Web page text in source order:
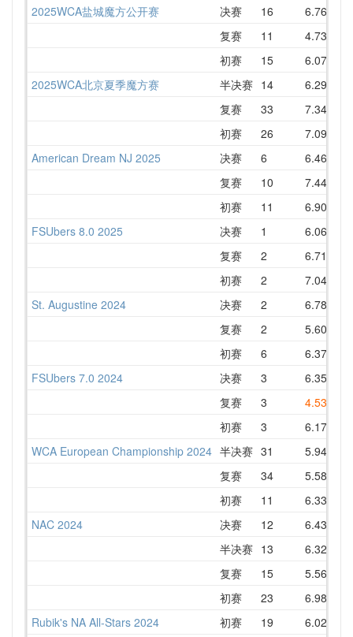
2025WCA盐城魔方公开赛
决赛 16 6.76
复赛
11 4.73
初赛
15 6.07
2025WCA北京夏季魔方赛
半决赛 14 6.29
复赛
33 7.34
初赛
26 7.09
American Dream NJ 2025
决赛 6 6.46
复赛
10 7.44
初赛
11 6.90
FSUbers 8.0 2025
决赛 1 6.06
复赛
2 6.71
初赛
2 7.04
St. Augustine 2024
决赛 2 6.78
复赛
2 5.60
初赛
6 6.37
FSUbers 7.0 2024
决赛 3 6.35
复赛
3 4.53
初赛
3 6.17
WCA European Championship 2024 半决赛 31 5.94
复赛
34 5.58
初赛
11 6.33
NAC 2024
决赛 12 6.43
半决赛 13 6.32
复赛
15 5.56
初赛
23 6.98
Rubik's NA All-Stars 2024
初赛 19 6.02